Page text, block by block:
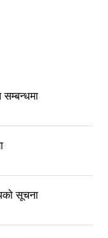
सूचना